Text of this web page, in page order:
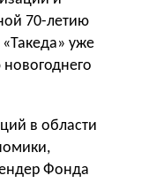
70-летию
уже
в области
Фонда